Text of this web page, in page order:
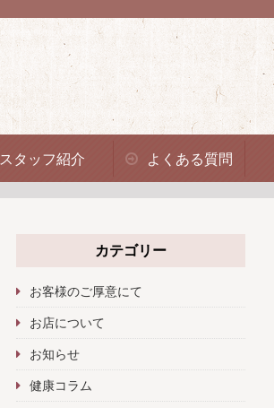
スタッフ紹介 よくある質問
カテゴリー
お客様のご厚意にて
お店について
お知らせ
健康コラム